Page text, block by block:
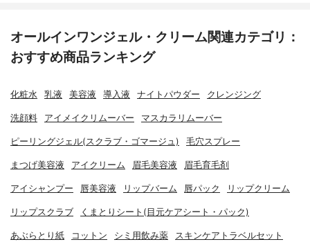
オールインワンジェル・クリーム関連カテゴリ：
おすすめ商品ランキング
化粧水 乳液 美容液 導入液 ナイトパウダー クレンジング
洗顔料 アイメイクリムーバー マスカラリムーバー
ピーリングジェル(スクラブ・ゴマージュ) 毛穴スプレー
まつげ美容液 アイクリーム 眉毛美容液 眉毛育毛剤
アイシャンプー 唇美容液 リップバーム 唇パック リップクリーム
リップスクラブ くまとりシート(目元ケアシート・パック)
あぶらとり紙 コットン シミ用飲み薬 スキンケアトラベルセット